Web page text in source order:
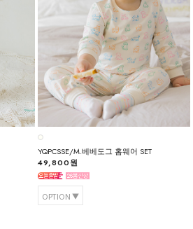
YQPCSSE/M.베베도그 홈웨어 SET
49,800원
OPTION